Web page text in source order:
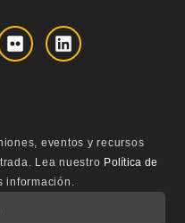
eventos y recursos
Lea nuestro Política de
información.